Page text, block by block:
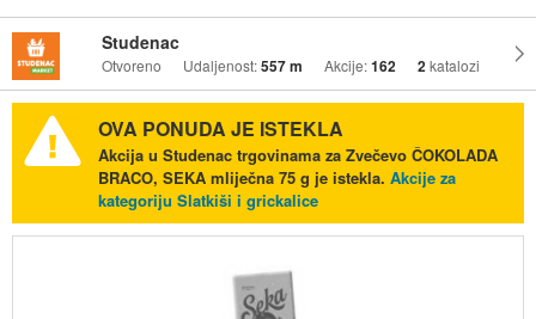
Studenac
Otvoreno Udaljenost:557 m Akcije:162 2katalozi
OVA PONUDA JE ISTEKLA
Akcija u Studenac trgovinama za Zvečevo ČOKOLADA
BRACO, SEKA mliječna 75 g je istekla. Akcije za
kategoriju Slatkiši i grickalice